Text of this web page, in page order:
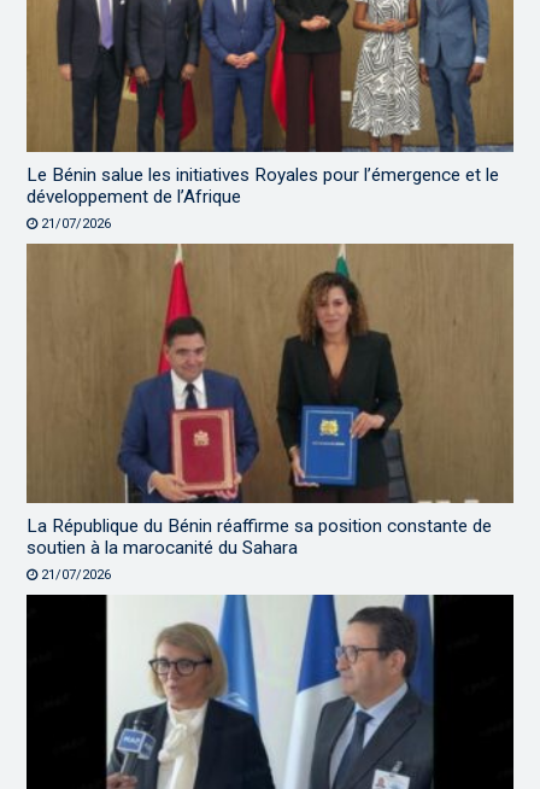
Le Bénin salue les initiatives Royales pour l’émergence et le
développement de l’Afrique
21/07/2026
La République du Bénin réaffirme sa position constante de
soutien à la marocanité du Sahara
21/07/2026